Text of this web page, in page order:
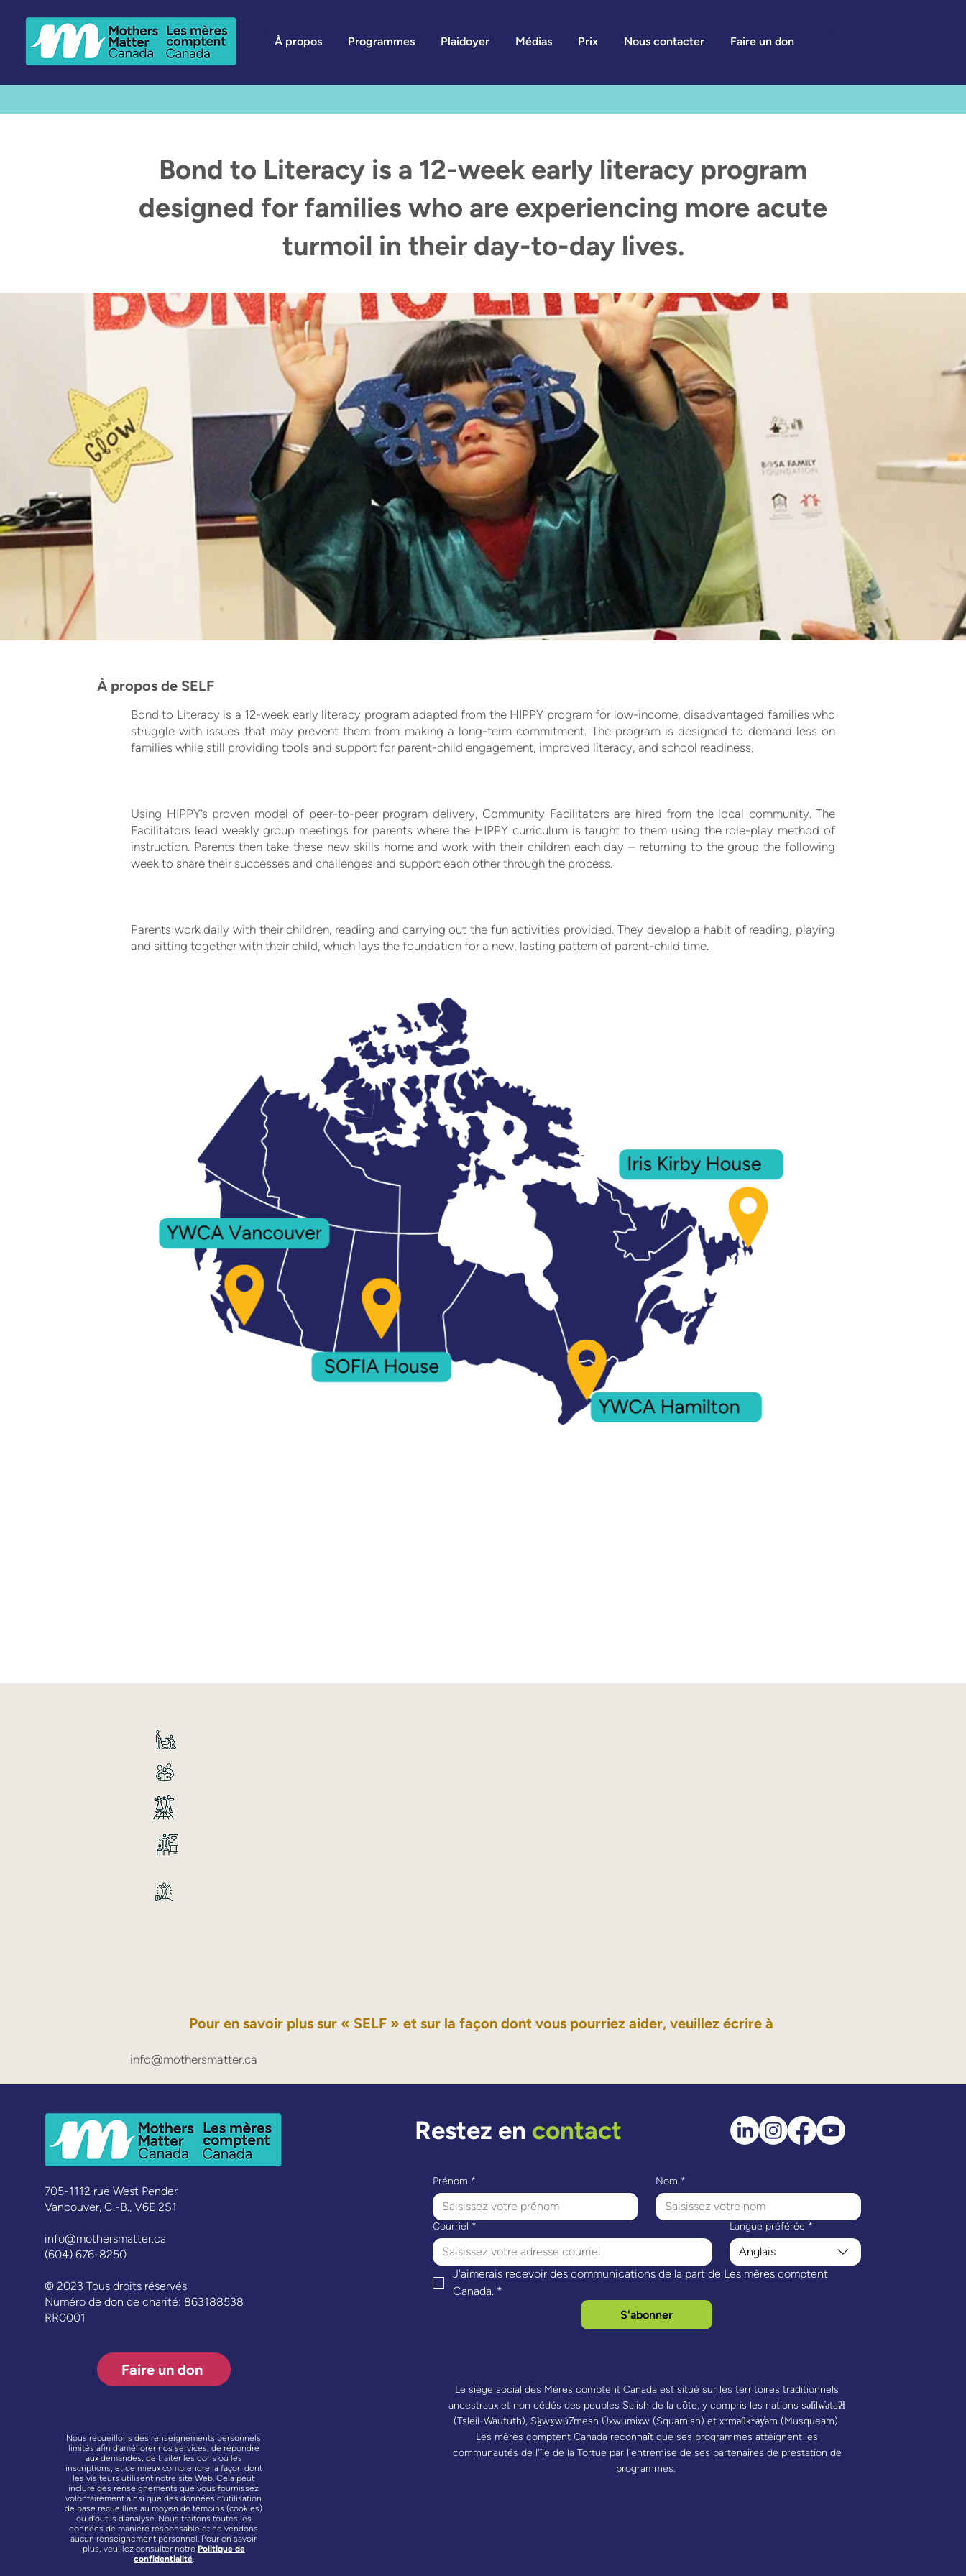
À propos Programmes Plaidoyer Médias Prix Nous contacter Faire un don
Bond to Literacy is a 12-week early literacy program
designed for families who are experiencing more acute
turmoil in their day-to-day lives.
À propos de SELF
Bond to Literacy is a 12-week early literacy program adapted from the HIPPY program for low-income, disadvantaged families who
struggle with issues that may prevent them from making a long-term commitment. The program is designed to demand less on
families while still providing tools and support for parent-child engagement, improved literacy, and school readiness.
Using HIPPY’s proven model of peer-to-peer program delivery, Community Facilitators are hired from the local community. The
Facilitators lead weekly group meetings for parents where the HIPPY curriculum is taught to them using the role-play method of
instruction. Parents then take these new skills home and work with their children each day – returning to the group the following
week to share their successes and challenges and support each other through the process.
Parents work daily with their children, reading and carrying out the fun activities provided. They develop a habit of reading, playing
and sitting together with their child, which lays the foundation for a new, lasting pattern of parent-child time.
Pour en savoir plus sur « SELF » et sur la façon dont vous pourriez aider, veuillez écrire à
info@mothersmatter.ca
705-1112 rue West Pender
Vancouver, C.-B., V6E 2S1
info@mothersmatter.ca
(604) 676-8250
© 2023 Tous droits réservés
Numéro de don de charité: 863188538
RR0001
Faire un don
Nous recueillons des renseignements personnels
limités afin d’améliorer nos services, de répondre
aux demandes, de traiter les dons ou les
inscriptions, et de mieux comprendre la façon dont
les visiteurs utilisent notre site Web. Cela peut
inclure des renseignements que vous fournissez
volontairement ainsi que des données d’utilisation
de base recueillies au moyen de témoins (cookies)
ou d’outils d’analyse. Nous traitons toutes les
données de manière responsable et ne vendons
aucun renseignement personnel. Pour en savoir
plus, veuillez consulter notre Politique de
confidentialité.
Restez en contact
Prénom * Nom *
Courriel * Langue préférée *
Anglais
J'aimerais recevoir des communications de la part de Les mères comptent
Canada. *
S'abonner
Le siège social des Mères comptent Canada est situé sur les territoires traditionnels
ancestraux et non cédés des peuples Salish de la côte, y compris les nations səl̓ilw̓ətaʔɬ
(Tsleil-Waututh), Sḵwx̱wú7mesh Úxwumixw (Squamish) et xʷməθkʷəy̓əm (Musqueam).
Les mères comptent Canada reconnaît que ses programmes atteignent les
communautés de l'île de la Tortue par l'entremise de ses partenaires de prestation de
programmes.